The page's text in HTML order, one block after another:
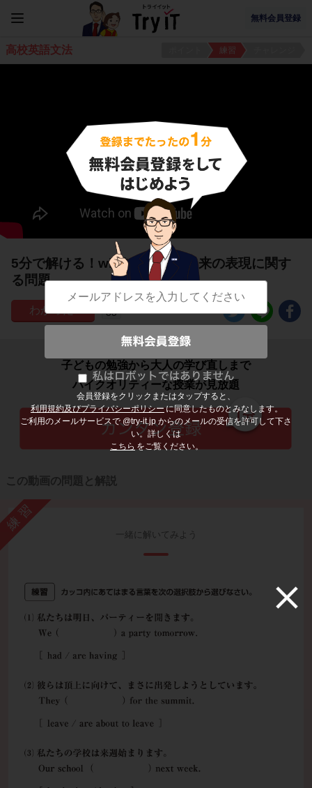
無料会員登録
会員登録をクリックまたはタップすると、
利用規約及びプライバシーポリシーに同意したものとみなします。
ご利用のメールサービスで @try-it.jp からのメールの受信を許可して下さ
い。詳しくは
こちら をご覧ください。
高校英語文法 練習
5分で解ける！willを使わない未来の表現に関す
る問題
83
子どもの勉強から大人の学び直しまで
ハイクオリティーな授業が見放題
この動画の問題と解説
練習
一緒に解いてみよう